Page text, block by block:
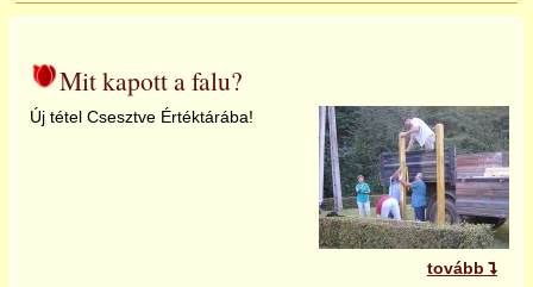
Mit kapott a falu?
tovább
Új tétel Csesztve Értéktárába!